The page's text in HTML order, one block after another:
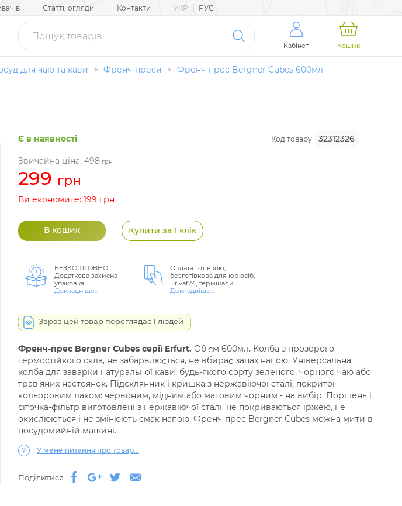
Статті, огляди Контакти УКР | РУС
Кабінет Кошик
для чаю та кави > Френч-преси > Френч-прес Bergner Cubes 600мл
Є в наявності Код товару 32312326
Звичайна ціна: 498 грн
299 грн
Ви економите: 199 грн
БЕЗКОШТОВНО!
Додаткова захисна
упаковка.
Докладніше...
Оплата готівкою,
безготівкова для юр.осіб,
Privat24, термінали
Докладніше...
Зараз цей товар переглядає 1 людей
Френч-прес Bergner Cubes серії Erfurt. Об'єм 600мл. Колба з прозорого
термостійкого скла, не забарвлюється, не вбирає запах напою. Універсальна
колба для заварки натуральної кави, будь-якого сорту зеленого, чорного чаю або
трав'яних настоянок. Підсклянник і кришка з нержавіючої сталі, покритої
кольоровим лаком: червоним, мідним або матовим чорним - на вибір. Поршень і
сіточка-фільтр виготовлені з нержавіючої сталі, не покриваються іржею, не
окислюються і не змінюють смак напою. Френч-прес Bergner Cubes можна мити в
посудомийній машині.
У мене питання про товар...
Поділитися